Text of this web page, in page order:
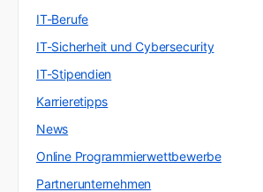
IT-Berufe
IT-Sicherheit und Cybersecurity
IT-Stipendien
Karrieretipps
News
Online Programmierwettbewerbe
Partnerunternehmen